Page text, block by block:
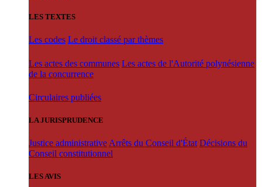
LES TEXTES
Les codes Le droit classé par thèmes
Les actes des communes Les actes de l'Autorité polynésienne
de la concurrence
Circulaires publiées
LA JURISPRUDENCE
Justice administrative Arrêts du Conseil d'État Décisions du
Conseil constitutionnel
LES AVIS